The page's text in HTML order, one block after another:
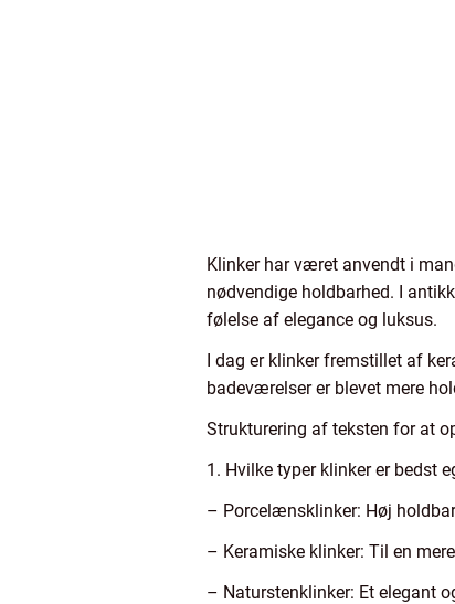
Klinker har været anvendt i
nødvendige holdbarhed. I
følelse af elegance og luksus.
I dag er klinker fremstillet af
badeværelser er blevet mere
Strukturering af teksten for at
1. Hvilke typer klinker er bedst
– Porcelænsklinker: Høj
– Keramiske klinker: Til en
– Naturstenklinker: Et elegant